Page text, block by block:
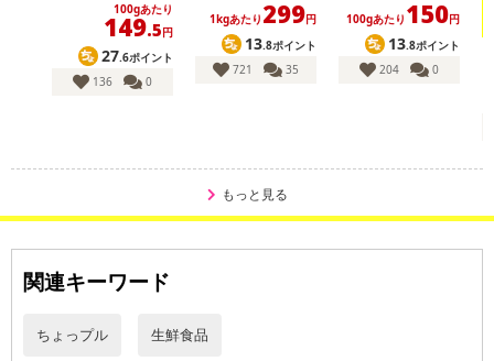
100gあたり
149.5円
27.6ポイント
136
0
1kgあたり 299円
13.8ポイント
721
35
100gあたり 150円
13.8ポイント
204
0
もっと見る
関連キーワード
ちょっプル 生鮮食品